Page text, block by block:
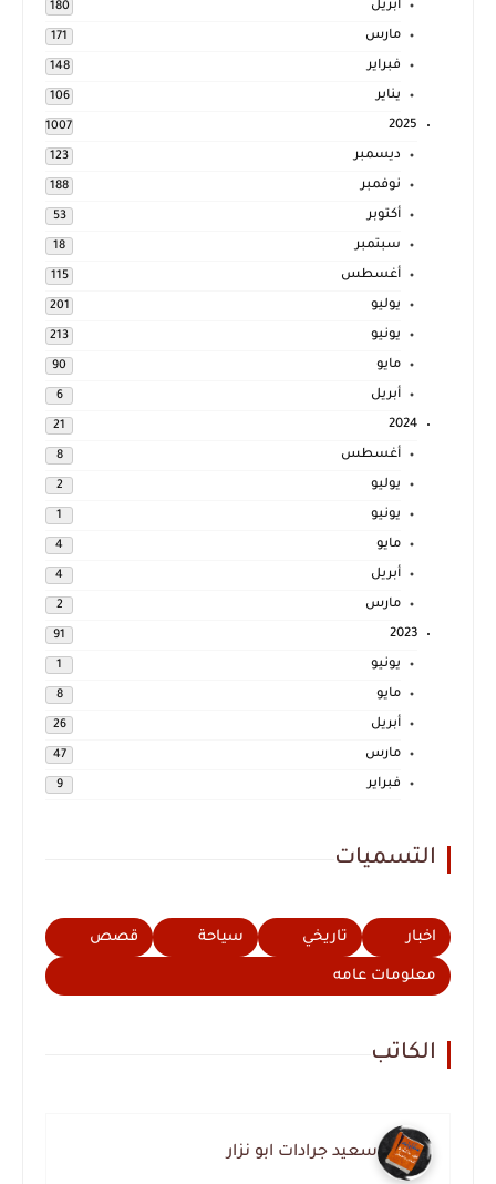
أبريل 180
مارس 171
فبراير 148
يناير 106
2025
1007
ديسمبر 123
نوفمبر 188
أكتوبر 53
سبتمبر 18
أغسطس 115
يوليو 201
يونيو 213
مايو 90
أبريل 6
2024
21
أغسطس 8
يوليو 2
يونيو 1
مايو 4
أبريل 4
مارس 2
2023
91
يونيو 1
مايو 8
أبريل 26
مارس 47
فبراير 9
التسميات
اخبار تاريخي سياحة قصص
معلومات عامه
الكاتب
سعيد جرادات ابو نزار